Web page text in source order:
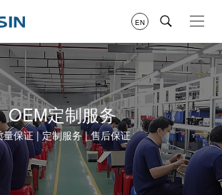
EN
OEM定制服务
量保证 | 定制服务 | 售后保证